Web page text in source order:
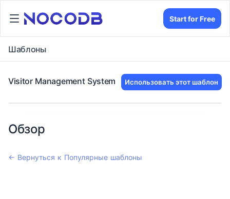
Start for Free
Шаблоны
Visitor Management System Использовать этот шаблон
Обзор
← Вернуться к Популярные шаблоны